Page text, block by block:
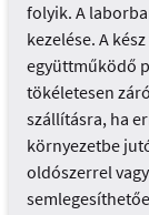
folyik. A
kezelése. A
együttműködő
tökéletesen
szállításra, ha
környezetbe
oldószerrel